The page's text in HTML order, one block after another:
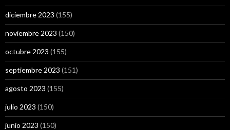
diciembre 2023 (155)
noviembre 2023 (150)
octubre 2023 (155)
septiembre 2023 (151)
agosto 2023 (155)
julio 2023 (150)
junio 2023 (150)